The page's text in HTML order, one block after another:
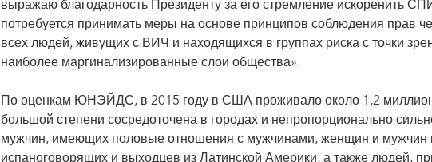
выражаю благодарность Президенту за его стремление искоренить
потребуется принимать меры на основе принципов соблюдения прав
всех людей, живущих с ВИЧ и находящихся в группах риска с точки
наиболее маргинализированные слои общества».
По оценкам ЮНЭЙДС, в 2015 году в США проживало около 1,2
большой степени сосредоточена в городах и непропорционально
мужчин, имеющих половые отношения с мужчинами, женщин и мужчин
испаноговорящих и выходцев из Латинской Америки, а также людей,